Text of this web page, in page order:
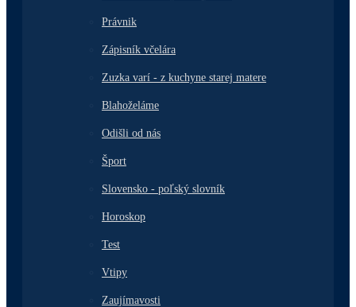
Právnik
Zápisník včelára
Zuzka varí - z kuchyne starej matere
Blahoželáme
Odišli od nás
Šport
Slovensko - poľský slovník
Horoskop
Test
Vtipy
Zaujímavosti